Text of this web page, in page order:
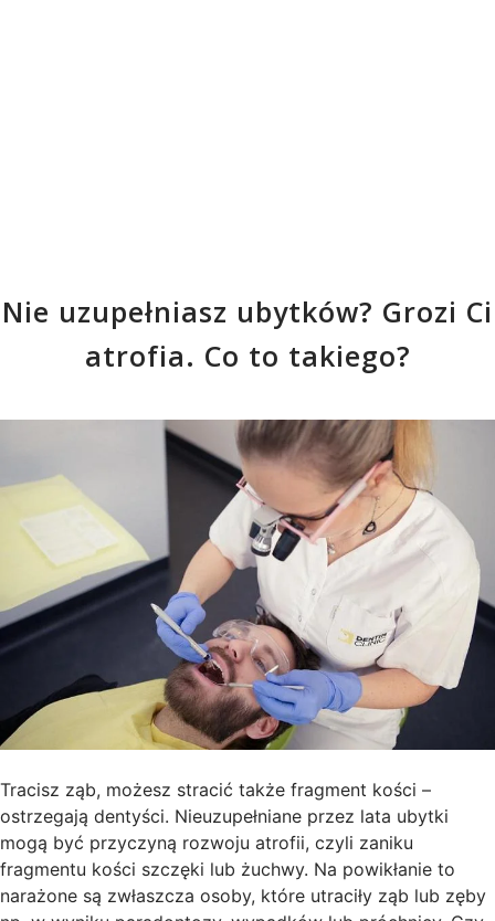
Nie uzupełniasz ubytków? Grozi Ci
atrofia. Co to takiego?
Tracisz ząb, możesz stracić także fragment kości –
ostrzegają dentyści. Nieuzupełniane przez lata ubytki
mogą być przyczyną rozwoju atrofii, czyli zaniku
fragmentu kości szczęki lub żuchwy. Na powikłanie to
narażone są zwłaszcza osoby, które utraciły ząb lub zęby